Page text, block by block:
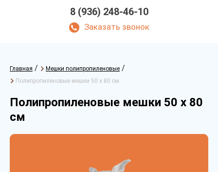
8 (936) 248-46-10
Заказать звонок
Главная / Мешки полипропиленовые /
Полипропиленовые мешки 50 х 80 см
Полипропиленовые мешки 50 х 80
см